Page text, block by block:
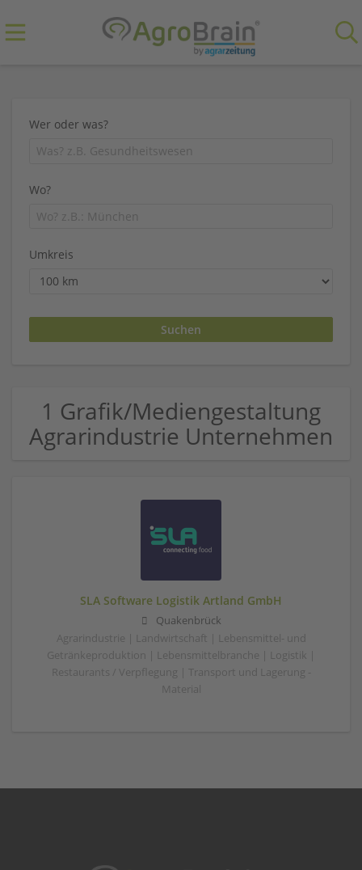
Wer oder was?
Wo?
Umkreis
1 Grafik/Mediengestaltung
Agrarindustrie Unternehmen
SLA Software Logistik Artland GmbH
Quakenbrück
Agrarindustrie | Landwirtschaft | Lebensmittel- und
Getränkeproduktion | Lebensmittelbranche | Logistik |
Restaurants / Verpflegung | Transport und Lagerung -
Material